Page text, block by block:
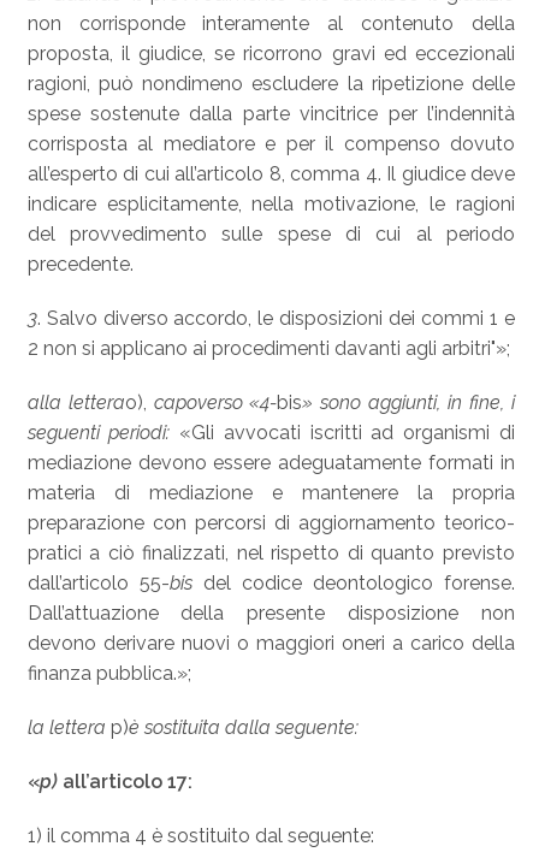
non corrisponde interamente al contenuto della
proposta, il giudice, se ricorrono gravi ed eccezionali
ragioni, può nondimeno escludere la ripetizione delle
spese sostenute dalla parte vincitrice per l’indennità
corrisposta al mediatore e per il compenso dovuto
all’esperto di cui all’articolo 8, comma 4. Il giudice deve
indicare esplicitamente, nella motivazione, le ragioni
del provvedimento sulle spese di cui al periodo
precedente.
3. Salvo diverso accordo, le disposizioni dei commi 1 e
2 non si applicano ai procedimenti davanti agli arbitri"»;
alla letterao), capoverso «4-bis» sono aggiunti, in fine, i
seguenti periodi: «Gli avvocati iscritti ad organismi di
mediazione devono essere adeguatamente formati in
materia di mediazione e mantenere la propria
preparazione con percorsi di aggiornamento teorico-
pratici a ciò finalizzati, nel rispetto di quanto previsto
dall’articolo 55-bisdel codice deontologico forense.
Dall’attuazione della presente disposizione non
devono derivare nuovi o maggiori oneri a carico della
finanza pubblica.»;
la lettera p)è sostituita dalla seguente:
«p)all’articolo 17:
1) il comma 4 è sostituito dal seguente: